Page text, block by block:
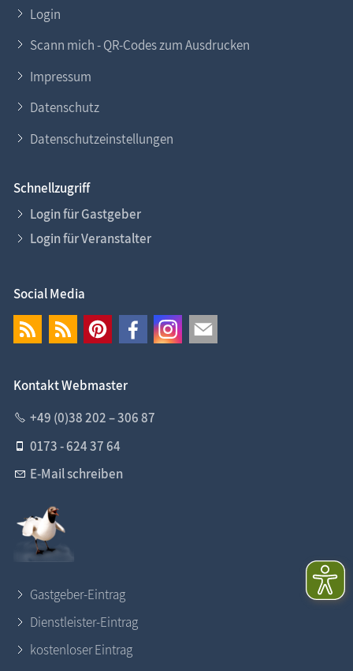
Login
Scann mich - QR-Codes zum Ausdrucken
Impressum
Datenschutz
Datenschutzeinstellungen
Schnellzugriff
Login für Gastgeber
Login für Veranstalter
Social Media
Kontakt Webmaster
+49 (0)38 202 – 306 87
0173 - 624 37 64
E-Mail schreiben
Gastgeber-Eintrag
Dienstleister-Eintrag
kostenloser Eintrag